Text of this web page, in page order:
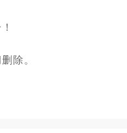
除。